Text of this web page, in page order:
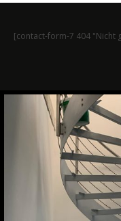
[contact-form-7 404 "Nicht